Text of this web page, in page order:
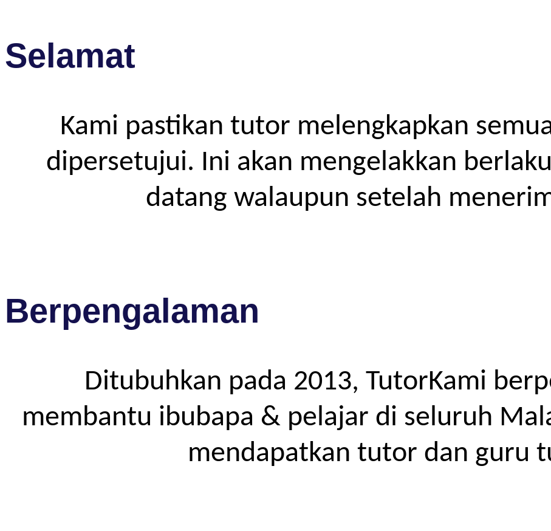
Selamat
Kami pastikan tutor melengkapkan
dipersetujui. Ini akan mengelakkan
datang walaupun setelah
Berpengalaman
Ditubuhkan pada 2013, TutorKami
membantu ibubapa & pelajar di seluruh
mendapatkan tutor dan guru